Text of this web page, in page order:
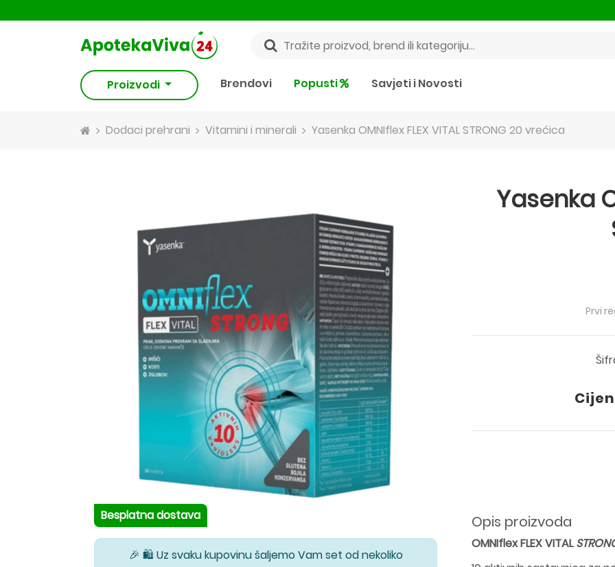
Proizvodi Brendovi Popusti Savjeti i Novosti
Dodaci prehrani Vitamini i minerali Yasenka OMNIflex FLEX VITAL STRONG 20 vrećica
Besplatna dostava
🎉 🛍️ Uz svaku kupovinu šaljemo Vam set od nekoliko
Yasenka
Prvi
Opis proizvoda
OMNIflex FLEX VITAL